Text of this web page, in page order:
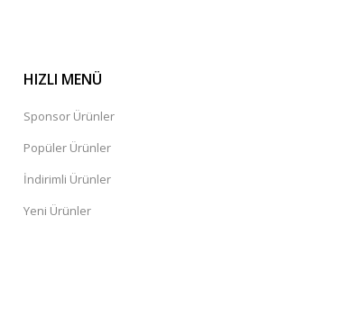
HIZLI MENÜ
Sponsor Ürünler
Popüler Ürünler
İndirimli Ürünler
Yeni Ürünler